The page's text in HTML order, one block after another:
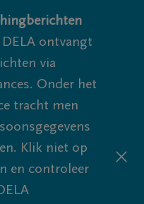
DELA ontvangt
via
Onder het
tracht men
Klik niet op
en controleer